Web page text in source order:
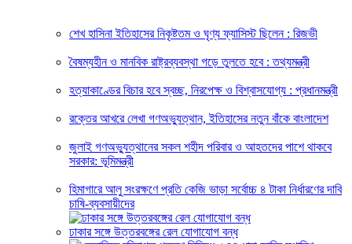
শেখ হাসিনা ইতিহাসের নিকৃষ্টতম ও ঘৃণ্য ফ্যাসিস্ট ছিলেন : রিজভী
বৈষম্যহীন ও মানবিক রাষ্ট্রব্যবস্থা গড়ে তুলতে হবে : তথ্যমন্ত্রী
হত্যাকাণ্ডের বিচার হবে স্বচ্ছ, নিরপেক্ষ ও বিশ্বাসযোগ্য : প্রধানমন্ত্রী
রক্তের আখরে লেখা গণঅভ্যুত্থান, ইতিহাসের নতুন বাঁকে বাংলাদেশ
জুলাই গণঅভ্যুত্থানের সকল শহীদ পরিবার ও আহতদের পাশে থাকবে
সরকার: ভূমিমন্ত্রী
হিমাগারে আলু সংরক্ষণে প্রতি কেজি ভাড়া সর্বোচ্চ ৪ টাকা নির্ধারণের দাবি
চাষি-ব্যবসায়ীদের
ঢাকার সঙ্গে উত্তরবঙ্গের রেল যোগাযোগ বন্ধ